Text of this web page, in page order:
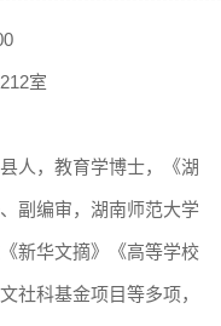
室
人，教育学博士，《湖
副编审，湖南师范大学
新华文摘》《高等学校
社科基金项目等多项，